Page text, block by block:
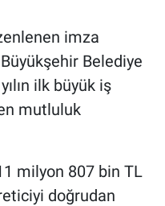
imza
Belediye
ilk büyük iş
mutluluk
milyon 807 bin TL
doğrudan